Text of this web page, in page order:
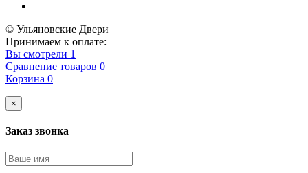
© Ульяновские Двери
Принимаем к оплате:
Вы смотрели 1
Сравнение товаров 0
Корзина 0
×
Заказ звонка